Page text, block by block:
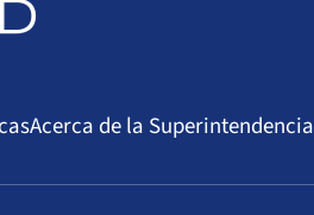
Acerca de la Superintendencia